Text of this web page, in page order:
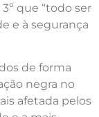
que “todo ser
e à segurança
de forma
negra no
afetada pelos